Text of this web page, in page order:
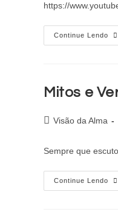
https://
Continue Lendo
Mitos e
Visão da Alma
Sempre que
Continue Lendo